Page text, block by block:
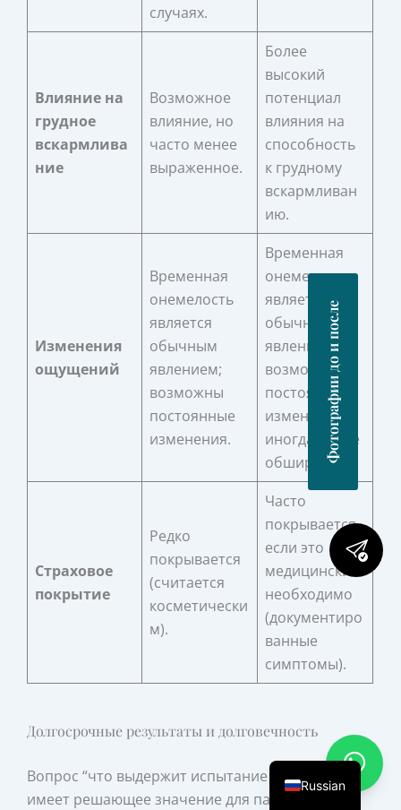
случаях.
Влияние на
грудное
вскармлива
ние
Возможное
влияние, но
часто менее
выраженное.
Более
высокий
потенциал
влияния на
способность
к грудному
вскармливан
ию.
Изменения
ощущений
Временная
онемелость
является
обычным
явлением;
возможны
постоянные
изменения.
Временная
онемелость
является
обычным
явлением;
возможны
постоянные
изменения,
иногда более
обширные.
Страховое
покрытие
Редко
покрывается
(считается
косметически
м).
Часто
покрывается,
если это
медицински
необходимо
(документиро
ванные
симптомы).
Долгосрочные результаты и долговечность
Вопрос “что выдержит испытание временем”
имеет решающее значение для пациентов,
Фотографии до и после
Russian